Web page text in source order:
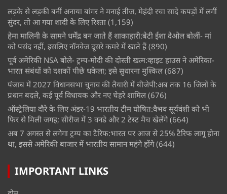
लड़के से लड़की बनीं अनाया बांगर ने मनाई तीज, मेहंदी रचा सादे कपड़ों में लगीं
सुंदर, तो आ गया शादी के लिए रिश्ता (1,159)
हेमा मालिनी के सामने धर्मेंद्र बन जाते हैं शाकाहारी:बेटी ईशा देओल बोलीं- मां
को पसंद नहीं, इसलिए नॉनवेज दूसरे कमरे में खाते हैं (890)
पूर्व अमेरिकी NSA बोले- ट्रम्प-मोदी की दोस्ती खत्म:व्हाइट हाउस ने अमेरिका-
भारत संबंधों को दशकों पीछे धकेला; इसे सुधारना मुश्किल (687)
पंजाब में 2027 विधानसभा चुनाव की तैयारी में बीजेपी:अब तक 16 जिलों के
प्रधान बदले, कई पूर्व विधायक और नए चेहरे शामिल (676)
ऑस्ट्रेलिया दौरे के लिए अंडर-19 भारतीय टीम घोषित:वैभव सूर्यवंशी को भी
फिर से मिली जगह; सीरीज में 3 वनडे और 2 टेस्ट मैच खेलेंगे (664)
अब 7 अगस्त से लगेगा ट्रम्प का टैरिफ:भारत पर आज से 25% टैरिफ लागू होना
था, इससे अमेरिकी बाजार में भारतीय सामान महंगे होंगे (644)
IMPORTANT LINKS